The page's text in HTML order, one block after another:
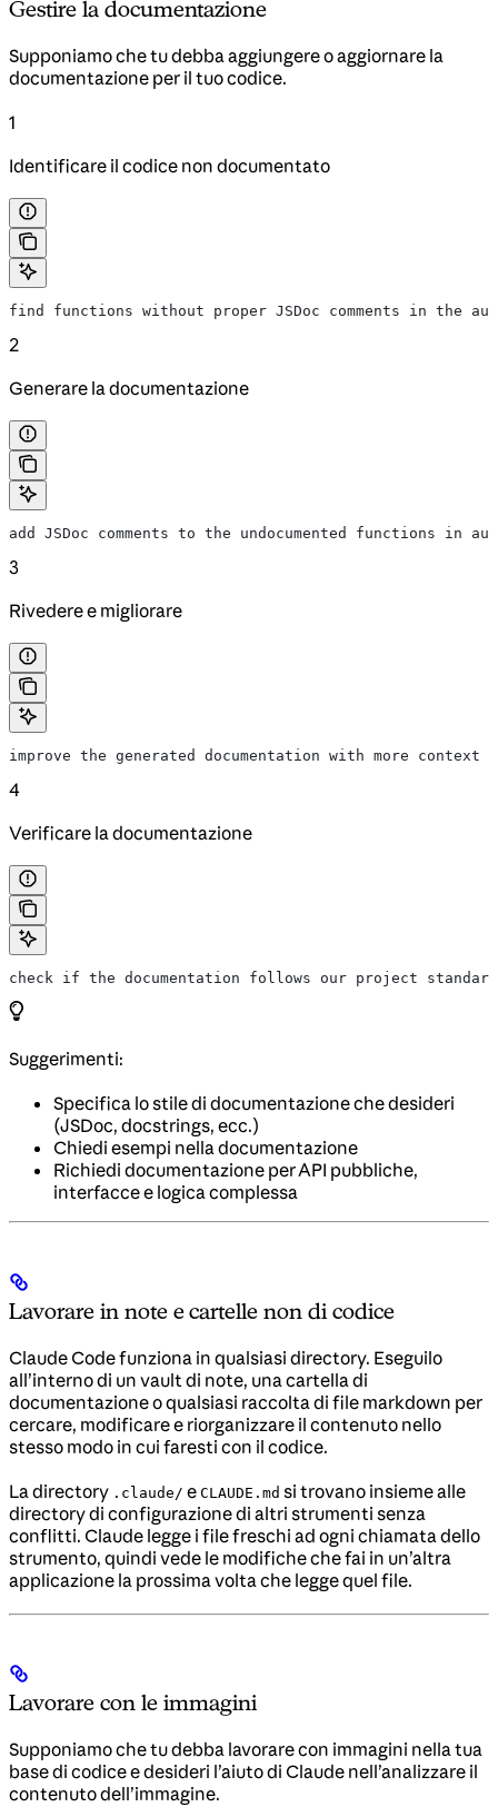
Gestire la documentazione
Supponiamo che tu debba aggiungere o aggiornare la
documentazione per il tuo codice.
1
Identificare il codice non documentato
find functions without proper JSDoc comments in the
2
Generare la documentazione
add JSDoc comments to the undocumented functions in
3
Rivedere e migliorare
improve the generated documentation with more context
4
Verificare la documentazione
check if the documentation follows our project
Suggerimenti:
Specifica lo stile di documentazione che desideri
(JSDoc, docstrings, ecc.)
Chiedi esempi nella documentazione
Richiedi documentazione per API pubbliche,
interfacce e logica complessa
Lavorare in note e cartelle non di codice
Claude Code funziona in qualsiasi directory. Eseguilo
all’interno di un vault di note, una cartella di
documentazione o qualsiasi raccolta di file markdown per
cercare, modificare e riorganizzare il contenuto nello
stesso modo in cui faresti con il codice.
La directory .claude/ e CLAUDE.md si trovano insieme alle
directory di configurazione di altri strumenti senza
conflitti. Claude legge i file freschi ad ogni chiamata dello
strumento, quindi vede le modifiche che fai in un’altra
applicazione la prossima volta che legge quel file.
Lavorare con le immagini
Supponiamo che tu debba lavorare con immagini nella tua
base di codice e desideri l’aiuto di Claude nell’analizzare il
contenuto dell’immagine.